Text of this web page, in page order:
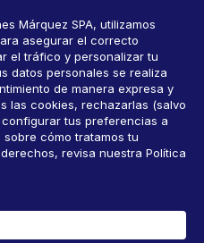
Márquez SPA, utilizamos
asegurar el correcto
el tráfico y personalizar tu
datos personales se realiza
de manera expresa y
las cookies, rechazarlas (salvo
tus preferencias a
cómo tratamos tu
revisa nuestra Política
de Datos Personales
personales
a Viernes